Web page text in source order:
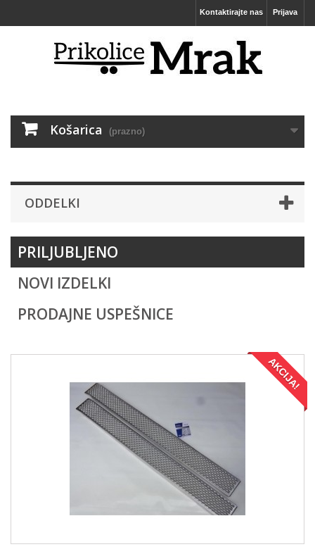
Prijava
Kontaktirajte nas
Košarica (prazno)
ODDELKI
PRILJUBLJENO
NOVI IZDELKI
PRODAJNE USPEŠNICE
AKCIJA!